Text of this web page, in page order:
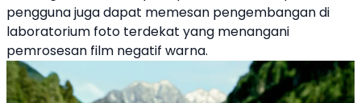
pengguna juga dapat memesan pengembangan di
laboratorium foto terdekat yang menangani
pemrosesan film negatif warna.